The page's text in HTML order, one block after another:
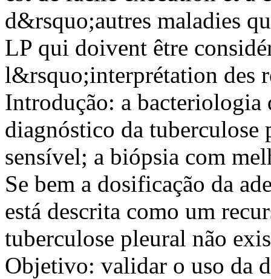
d&rsquo;autres maladies
LP qui doivent être
l&rsquo;interprétation des
Introdução: a
diagnóstico da
sensível; a biópsia com
Se bem a dosificação da
está descrita como um
tuberculose pleural não
Objetivo: validar o uso da